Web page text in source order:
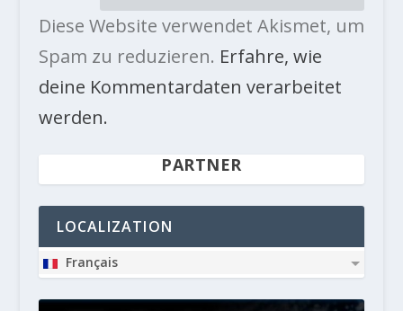
Diese Website verwendet Akismet, um
Spam zu reduzieren. Erfahre, wie
deine Kommentardaten verarbeitet
werden.
PARTNER
LOCALIZATION
Français